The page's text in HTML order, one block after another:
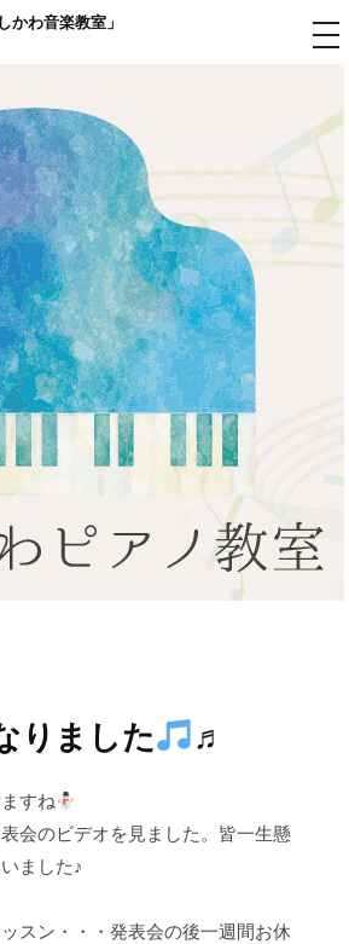
かわ音楽教室」
メ
ニ
りました ♬
すね
会のビデオを見ました。皆一生懸
ました♪
スン・・・発表会の後一週間お休